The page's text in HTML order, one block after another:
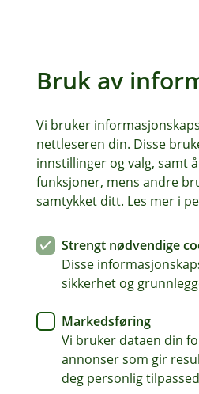
Her finner
Bruk av
Vi bruker
nettleseren din. Disse
innstillinger og valg, samt
funksjoner, mens andre
samtykket ditt. Les mer i
Strengt nødvendige
Disse
sikkerhet og
Markedsføring
Vi bruker dataen din
annonser som gir
deg personlig